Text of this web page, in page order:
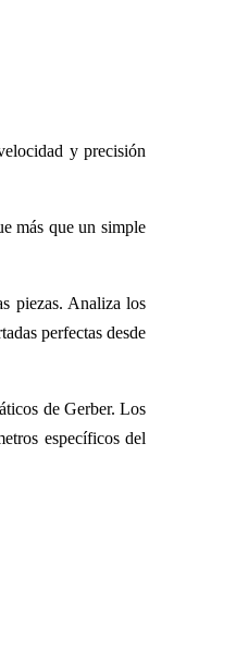
y precisión
más que un simple
piezas. Analiza los
perfectas desde
de Gerber. Los
específicos del